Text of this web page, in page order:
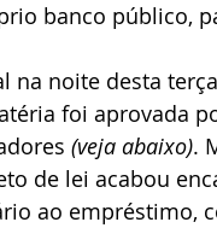
banco público,
na noite desta
foi aprovada
(veja abaixo).
de lei acabou
ao empréstimo,